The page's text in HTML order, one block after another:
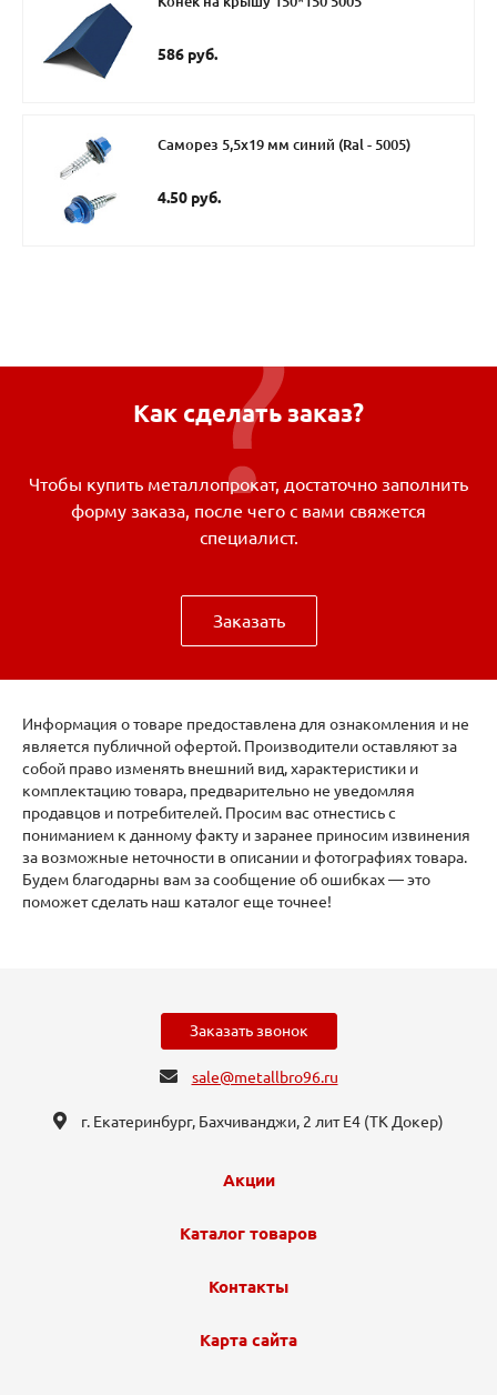
586 руб.
Саморез 5,5х19 мм синий (Ral - 5005)
4.50 руб.
Как сделать заказ?
Чтобы купить металлопрокат, достаточно заполнить
форму заказа, после чего с вами свяжется
специалист.
Заказать
Информация о товаре предоставлена для ознакомления и не
является публичной офертой. Производители оставляют за
собой право изменять внешний вид, характеристики и
комплектацию товара, предварительно не уведомляя
продавцов и потребителей. Просим вас отнестись с
пониманием к данному факту и заранее приносим извинения
за возможные неточности в описании и фотографиях товара.
Будем благодарны вам за сообщение об ошибках — это
поможет сделать наш каталог еще точнее!
Заказать звонок
sale@metallbro96.ru
г. Екатеринбург, ​Бахчиванджи, 2 лит Е4 (ТК Докер​)
Акции
Каталог товаров
Контакты
Карта сайта